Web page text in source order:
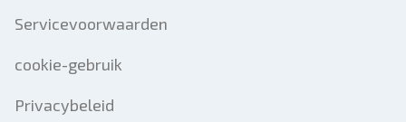
Servicevoorwaarden
cookie-gebruik
Privacybeleid